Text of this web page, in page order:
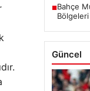
■Bahçe
Bölgeleri
Güncel